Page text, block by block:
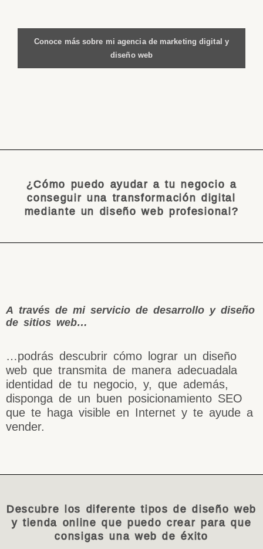
Conoce más sobre mi agencia de marketing digital y
diseño web
¿Cómo puedo ayudar a tu negocio a
conseguir una transformación digital
mediante un diseño web profesional?
A través de mi servicio de desarrollo y diseño
de sitios web…
…podrás descubrir cómo lograr un diseño
web que transmita de manera adecuadala
identidad de tu negocio, y, que además,
disponga de un buen posicionamiento SEO
que te haga visible en Internet y te ayude a
vender.
Descubre los diferente tipos de diseño web
y tienda online que puedo crear para que
consigas una web de éxito